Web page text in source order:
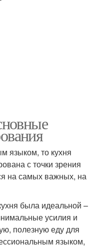
языком, то кухня
с точки зрения
на самых важных, на
была идеальной –
усилия и
полезную еду для
языком,